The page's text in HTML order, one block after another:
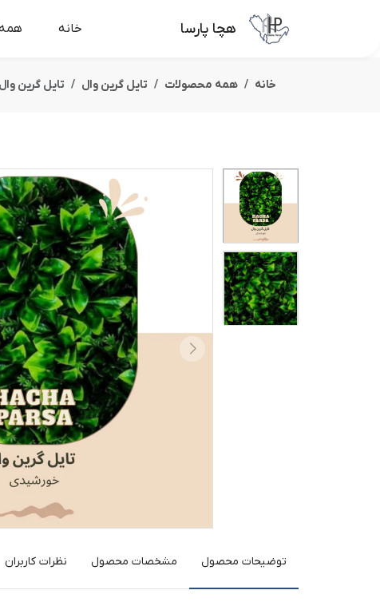
هچا پارسا خانه
خانه همه محصولات تایل گرین وال تایل گرین
توضیحات محصول مشخصات محصول نظرات کاربران